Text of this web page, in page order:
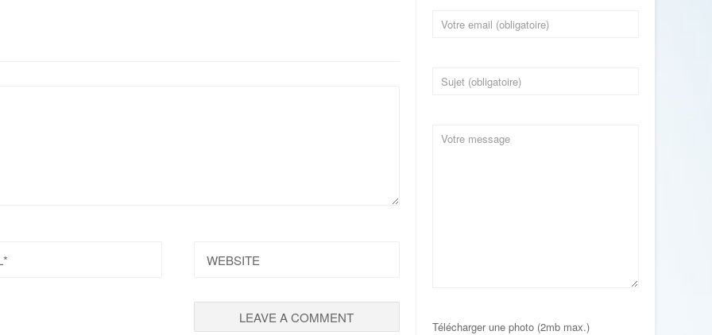
Télécharger une photo (2mb max.)